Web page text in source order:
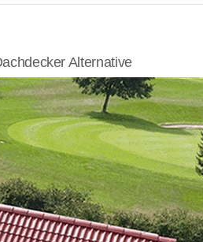
Alternative